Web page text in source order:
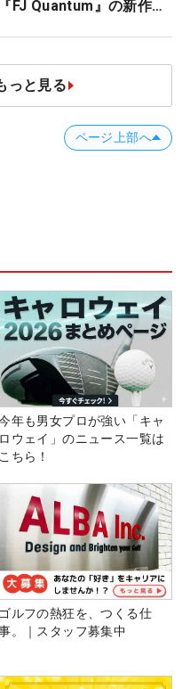
FJ Quantum』の新作を
っと見る
ページ上部へ
年も男女プロが強い「キャ
ロウェイ」のニュース一覧は
こちら！
ゴルフの熱狂を、つくる仕
。｜スタッフ募集中